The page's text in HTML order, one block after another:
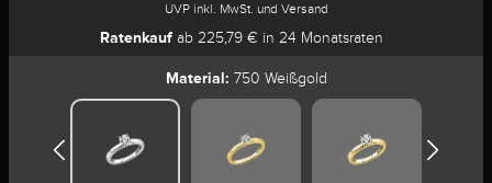
UVP inkl. MwSt. und Versand
Ratenkauf ab 225,79 € in 24 Monatsraten
Material: 750 Weißgold